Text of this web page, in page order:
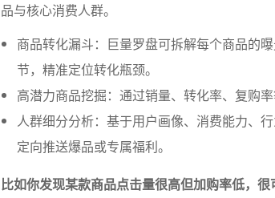
品与核心消费人群。
商品转化漏斗：巨量罗盘可拆解每个商品的
节，精准定位转化瓶颈。
高潜力商品挖掘：通过销量、转化率、复购
人群细分分析：基于用户画像、消费能力、
定向推送爆品或专属福利。
比如你发现某款商品点击量很高但加购率低，